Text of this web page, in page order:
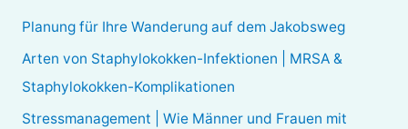
e
n
n
Planung für Ihre Wanderung auf dem Jakobsweg
Arten von Staphylokokken-Infektionen | MRSA &
Staphylokokken-Komplikationen
Stressmanagement | Wie Männer und Frauen mit